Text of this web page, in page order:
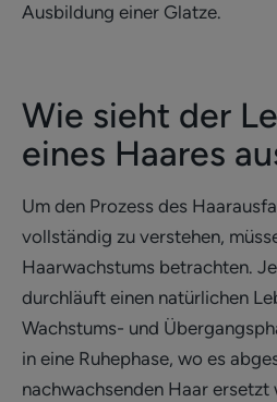
Ausbildung einer Glatze.
Wie sieht der
eines Haares
Um den Prozess des
vollständig zu verstehen,
Haarwachstums betrachten.
durchläuft einen natürlichen
Wachstums- und
in eine Ruhephase, wo es
nachwachsenden Haar ersetzt